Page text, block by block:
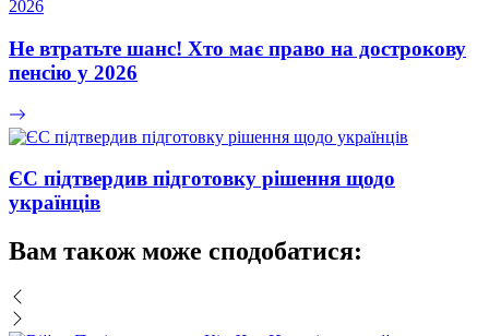
Не втратьте шанс! Хто має право на дострокову
пенсію у 2026
ЄС підтвердив підготовку рішення щодо
українців
Вам також може сподобатися: